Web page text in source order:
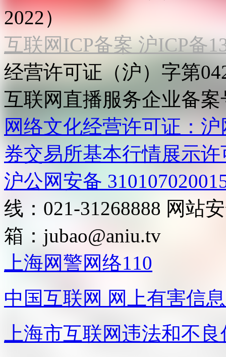
2022）
互联网ICP备案 沪ICP备
经营许可证（沪）字第
互联网直播服务企业备案
网络文化经营许可证：
券交易所基本行情展示许
沪公网安备
线：021-31268888 网站
箱： jubao@aniu.tv
上海网警网络110
中国互联网 网上有害信
上海市互联网违法和不